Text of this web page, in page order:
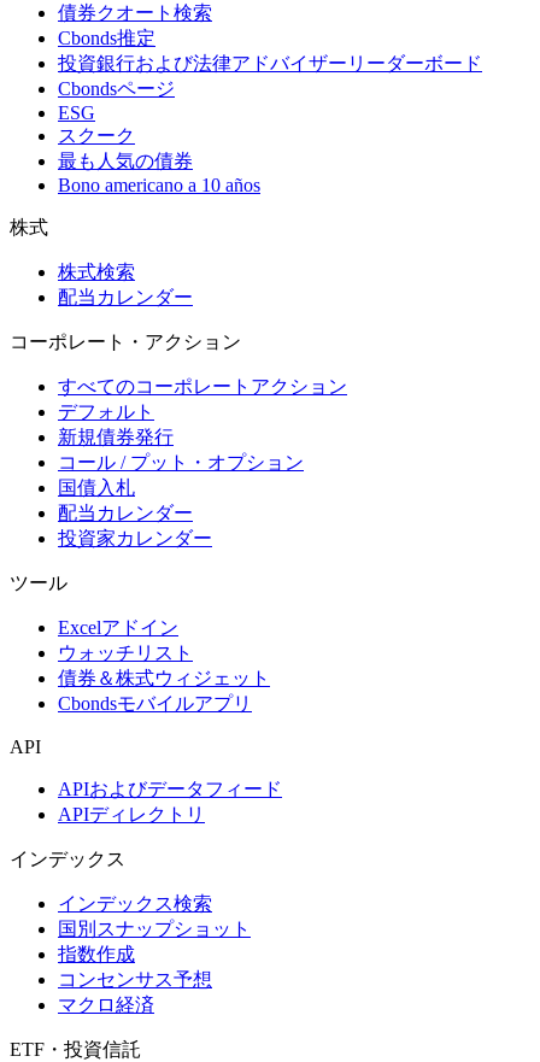
債券クオート検索
Cbonds推定
投資銀行および法律アドバイザーリーダーボード
Cbondsページ
ESG
スクーク
最も人気の債券
Bono americano a 10 años
株式
株式検索
配当カレンダー
コーポレート・アクション
すべてのコーポレートアクション
デフォルト
新規債券発行
コール / プット・オプション
国債入札
配当カレンダー
投資家カレンダー
ツール
Excelアドイン
ウォッチリスト
債券＆株式ウィジェット
Cbondsモバイルアプリ
API
APIおよびデータフィード
APIディレクトリ
インデックス
インデックス検索
国別スナップショット
指数作成
コンセンサス予想
マクロ経済
ETF・投資信託